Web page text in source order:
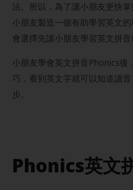
法。所以，為了讓小朋友更快
小朋友製造一個有助學習英文
會選擇先讓小朋友學習英文拼音
小朋友學會英文拼音Phonics後
巧，看到英文字就可以知道讀
步。
Phonics英文